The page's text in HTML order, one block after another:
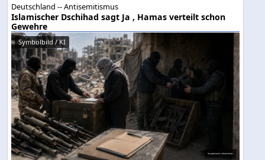
Deutschland -- Antisemitismus
Islamischer Dschihad sagt Ja , Hamas verteilt schon
Gewehre
Symbolbild / KI